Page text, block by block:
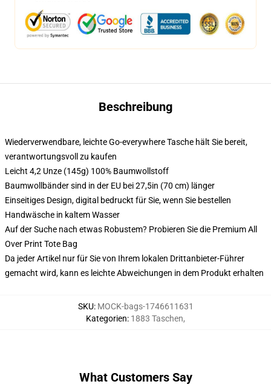
Beschreibung
Wiederverwendbare, leichte Go-everywhere Tasche hält Sie bereit,
verantwortungsvoll zu kaufen
Leicht 4,2 Unze (145g) 100% Baumwollstoff
Baumwollbänder sind in der EU bei 27,5in (70 cm) länger
Einseitiges Design, digital bedruckt für Sie, wenn Sie bestellen
Handwäsche in kaltem Wasser
Auf der Suche nach etwas Robustem? Probieren Sie die Premium All
Over Print Tote Bag
Da jeder Artikel nur für Sie von Ihrem lokalen Drittanbieter-Führer
gemacht wird, kann es leichte Abweichungen in dem Produkt erhalten
SKU: MOCK-bags-1746611631
Kategorien: 1883 Taschen,
What Customers Say